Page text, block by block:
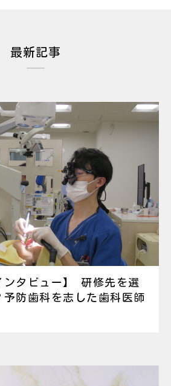
最新記事
ンタビュー】 研修先を選
予防歯科を志した歯科医師